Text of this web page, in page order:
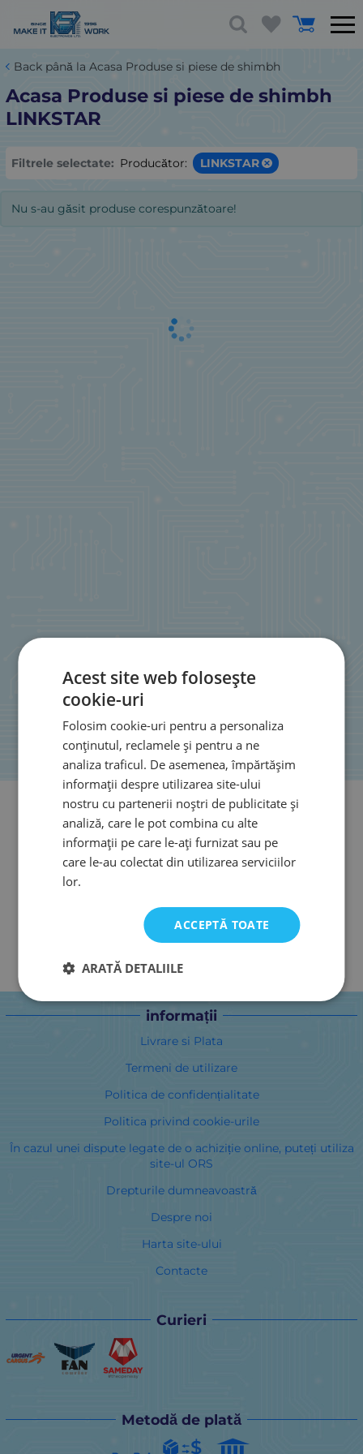
Back până la Acasa Produse si piese de shimbh
Acasa Produse si piese de shimbh
LINKSTAR
Filtrele selectate: Producător: LINKSTAR
Nu s-au găsit produse corespunzătoare!
informații
Livrare si Plata
Termeni de utilizare
Politica de confidențialitate
Politica privind cookie-urile
În cazul unei dispute legate de o achiziție online, puteți utiliza
site-ul ORS
Drepturile dumneavoastră
Despre noi
Harta site-ului
Contacte
Curieri
Metodă de plată
Acest site web folosește
cookie-uri
Folosim cookie-uri pentru a personaliza
conținutul, reclamele și pentru a ne
analiza traficul. De asemenea, împărtășim
informații despre utilizarea site-ului
nostru cu partenerii noștri de publicitate și
analiză, care le pot combina cu alte
informații pe care le-ați furnizat sau pe
care le-au colectat din utilizarea serviciilor
lor.
ACCEPTĂ TOATE
ARATĂ DETALIILE